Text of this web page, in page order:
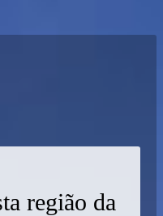
região da